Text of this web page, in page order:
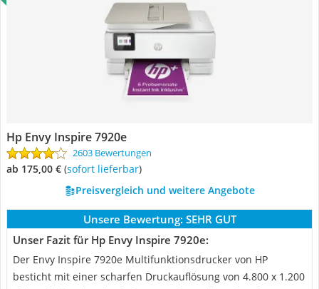
Hp Envy Inspire 7920e
2603 Bewertungen
ab 175,00 € ( Sofort lieferbar)
Preisvergleich und weitere Angebote
Unsere Bewertung: SEHR GUT
Unser Fazit für Hp Envy Inspire 7920e:
Der Envy Inspire 7920e Multifunktionsdrucker von HP
besticht mit einer scharfen Druckauflösung von 4.800 x 1.200